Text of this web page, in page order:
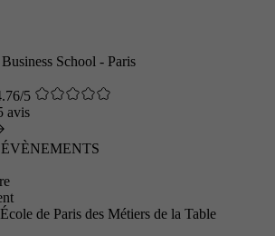
School - Paris
5
avis
de Paris des Métiers de la Table